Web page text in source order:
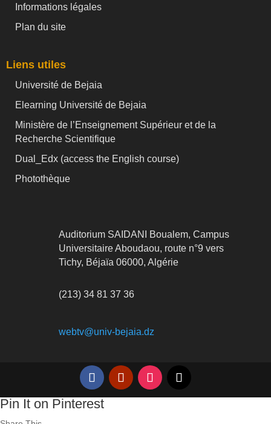
Informations légales
Plan du site
Liens utiles
Université de Bejaia
Elearning Université de Bejaia
Ministère de l’Enseignement Supérieur et de la
Recherche Scientifique
Dual_Edx (access the English course)
Photothèque
Auditorium SAIDANI Boualem, Campus
Universitaire Aboudaou, route n°9 vers
Tichy, Béjaïa 06000, Algérie
(213) 34 81 37 36
webtv@univ-bejaia.dz
Pin It on Pinterest